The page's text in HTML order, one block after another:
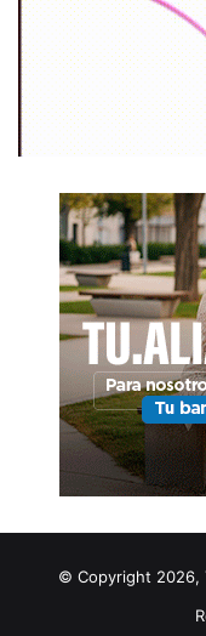
© Copyright 2026,